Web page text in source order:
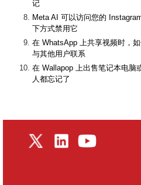
记
Meta AI 可以访问您的
下方式禁用它
在 WhatsApp 上共享视频时，
与其他用户联系
在 Wallapop 上出售笔记本电脑
人都忘记了